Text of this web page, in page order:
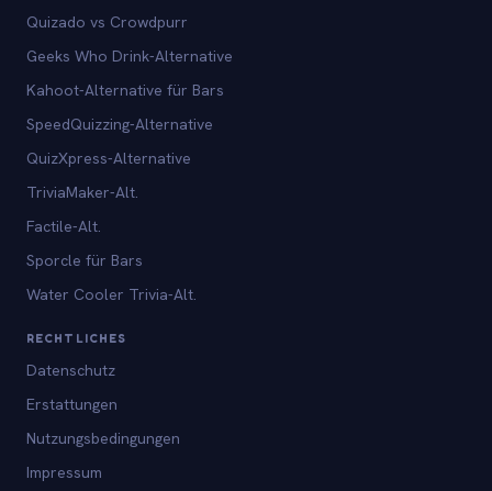
Quizado vs Crowdpurr
Geeks Who Drink-Alternative
Kahoot-Alternative für Bars
SpeedQuizzing-Alternative
QuizXpress-Alternative
TriviaMaker-Alt.
Factile-Alt.
Sporcle für Bars
Water Cooler Trivia-Alt.
RECHTLICHES
Datenschutz
Erstattungen
Nutzungsbedingungen
Impressum